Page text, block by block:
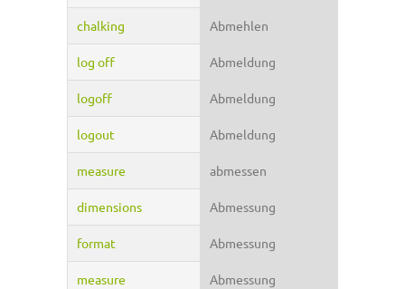
chalking Abmehlen
log off Abmeldung
logoff Abmeldung
logout Abmeldung
measure abmessen
dimensions Abmessung
format Abmessung
measure Abmessung